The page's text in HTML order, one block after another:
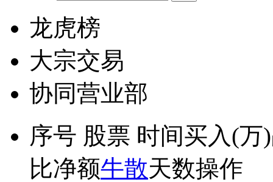
龙虎榜
大宗交易
协同营业部
序号 股票 时间买入(万)
比净额牛散天数操作